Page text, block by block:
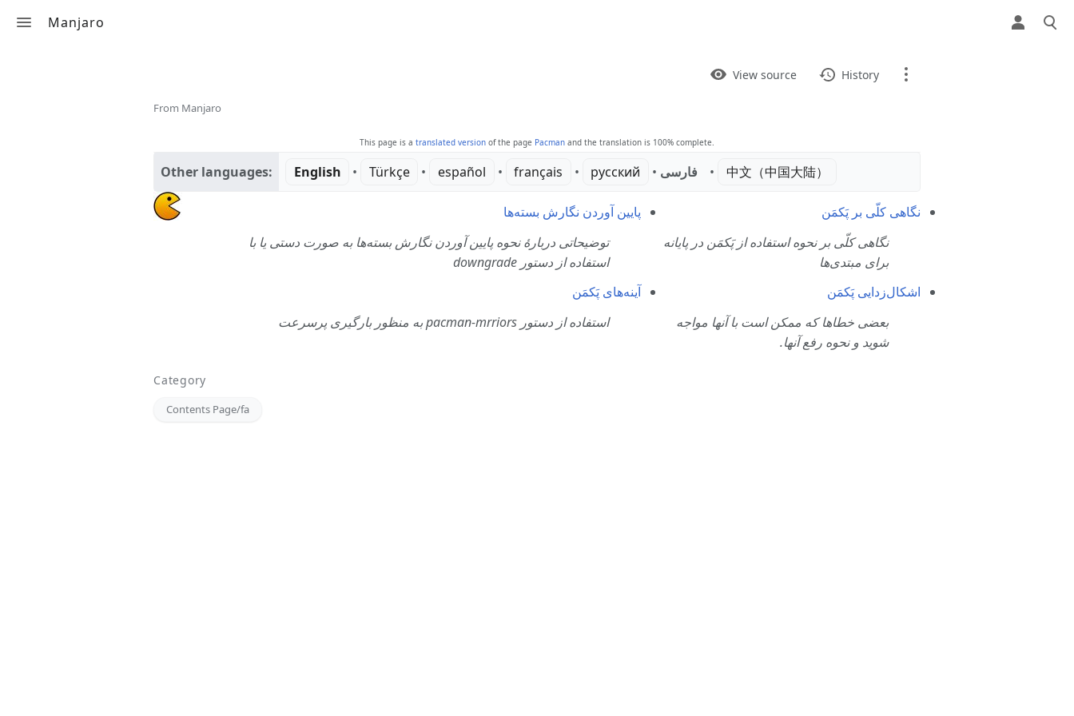
Manjaro
From Manjaro
Views
ViewView source History
Related changes
Printable version
Permanent link
Page information
This page is a translated version of the page Pacman and the translation is 100% complete.
Other languages: English • ‎ Türkçe • ‎ español • ‎ français • ‎ русский • ‎فارسی • ‎ 中文（中国大陆）‎
نگاهی کلّی بر پَکمَن
نگاهی کلّی بر نحوه استفاده از پَکمَن در پایانه
برای مبتدی‌ها
اشکال‌زدایی پَکمَن
بعضی خطاها که ممکن است با آنها مواجه
شوید و نحوه رفع آنها.
پایین آوردن نگارش بسته‌ها
توضیحاتی دربارهٔ نحوه پایین آوردن نگارش بسته‌ها به صورت دستی یا با
استفاده از دستور downgrade
آینه‌های پَکمَن
استفاده از دستور pacman-mrriors به منظور بارگیری پرسرعت
Category
Contents Page/fa